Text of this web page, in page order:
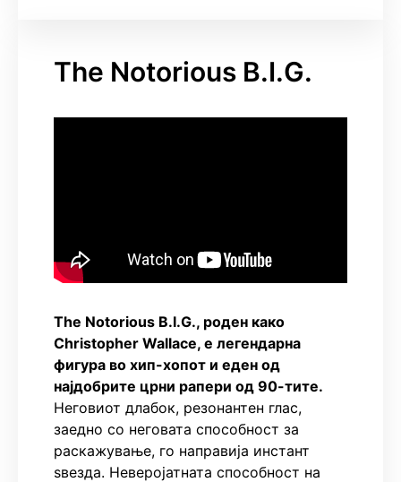
The Notorious B.I.G.
The Notorious B.I.G., роден како
Christopher Wallace, е легендарна
фигура во хип-хопот и еден од
најдобрите црни рапери од 90-тите.
Неговиот длабок, резонантен глас,
заедно со неговата способност за
раскажување, го направија инстант
ѕвезда. Неверојатната способност на